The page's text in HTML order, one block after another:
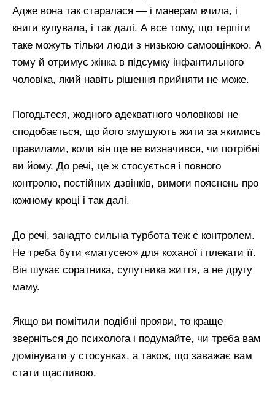
Адже вона так старалася — і манерам вчила, і
книги купувала, і так далі. А все тому, що терпіти
таке можуть тільки люди з низькою самооцінкою. А
тому й отримує жінка в підсумку інфантильного
чоловіка, який навіть рішення прийняти не може.
Погодьтеся, жодного адекватного чоловікові не
сподобається, що його змушують жити за якимись
правилами, коли він ще не визначився, чи потрібні
ви йому. До речі, це ж стосується і повного
контролю, постійних дзвінків, вимоги пояснень про
кожному кроці і так далі.
До речі, занадто сильна турбота теж є контролем.
Не треба бути «матусею» для коханої і плекати її.
Він шукає соратника, супутника життя, а не другу
маму.
Якщо ви помітили подібні прояви, то краще
зверніться до психолога і подумайте, чи треба вам
домінувати у стосунках, а також, що заважає вам
стати щасливою.